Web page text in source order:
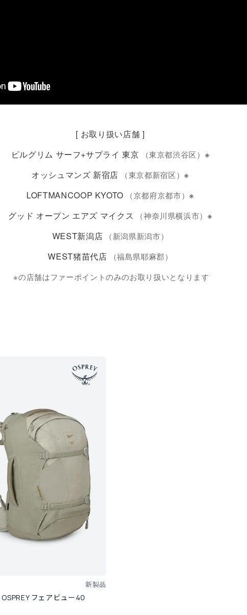
[ お取り扱い店舗 ]
ピルグリム サーフ+サプライ 東京
（東京都渋谷区） ※
オッシュマンズ 新宿店
（東京都新宿区）※
LOFTMANCOOP KYOTO
（京都府京都市）※
グッド オープン エアズ マイクス
（神奈川県横浜市） ※
WEST新潟店
（新潟県新潟市）
WEST猪苗代店
（福島県耶麻郡）
※の店舗はファーポイントのみのお取り扱いとなります
新製品
フェアビュー40